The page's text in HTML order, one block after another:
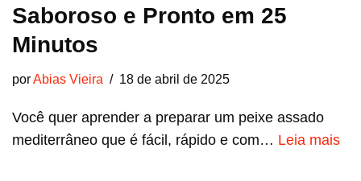
Saboroso e Pronto em 25
Minutos
porAbias Vieira 18 de abril de 2025
Você quer aprender a preparar um peixe assado
mediterrâneo que é fácil, rápido e com… Leia mais